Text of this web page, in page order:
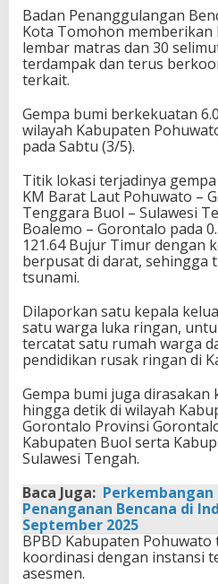
Badan Penanggulangan
Kota Tomohon
lembar matras dan 30
terdampak dan terus
terkait.
Gempa bumi berkekuatan
wilayah Kabupaten
pada Sabtu (3/5).
Titik lokasi terjadinya
KM Barat Laut Pohuwato –
Tenggara Buol – Sulawesi
Boalemo – Gorontalo pada
121.64 Bujur Timur dengan
berpusat di darat, sehingga
tsunami.
Dilaporkan satu kepala
satu warga luka ringan,
tercatat satu rumah warga
pendidikan rusak ringan di
Gempa bumi juga dirasakan
hingga detik di wilayah
Gorontalo Provinsi
Kabupaten Buol serta
Sulawesi Tengah.
Baca Juga: Perkembangan
Penanganan Bencana di
September 2025
BPBD Kabupaten
koordinasi dengan instansi
asesmen.